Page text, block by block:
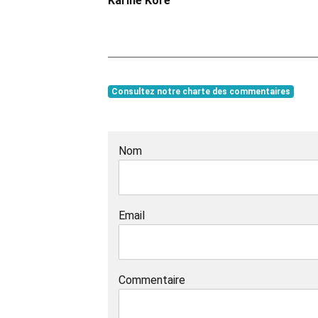
Consultez notre charte des commentaires
Nom
Email
Commentaire